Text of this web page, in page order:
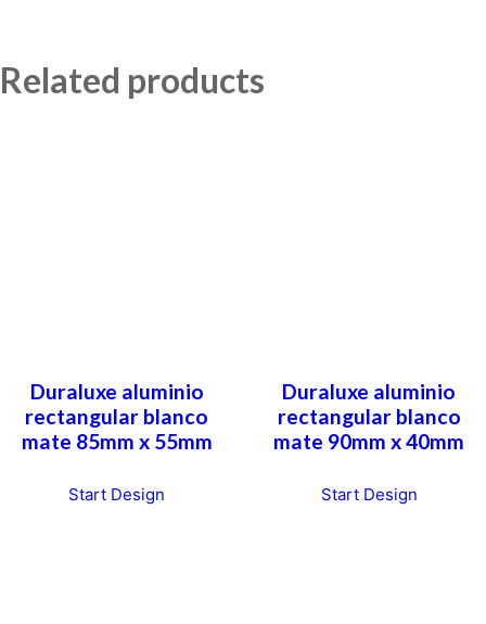
Related products
Duraluxe aluminio
rectangular blanco
mate 85mm x 55mm
Start Design
Duraluxe aluminio
rectangular blanco
mate 90mm x 40mm
Start Design